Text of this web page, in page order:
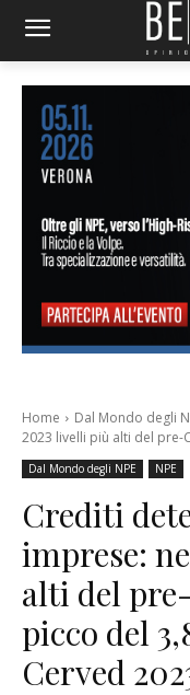
Home Dal Mondo degli
2023 livelli più alti del pre-
Dal Mondo degli NPE NPE
Crediti
imprese:
alti del
picco del
Cerved